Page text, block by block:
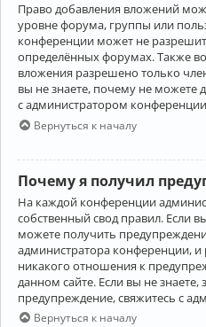
Право добавления вложений
уровне форума, группы или
конференции может не
определённых форумах. Также
вложения разрешено только
вы не знаете, почему не можете
с администратором
Вернуться к началу
Почему я получил
На каждой конференции
собственный свод правил. Если
можете получить
администратора конференции,
никакого отношения к
данном сайте. Если вы не знаете,
предупреждение, свяжитесь с
Вернуться к началу